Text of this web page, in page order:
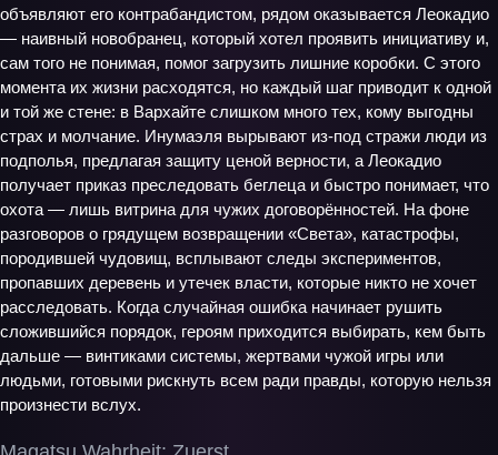
объявляют его контрабандистом, рядом оказывается Леокадио
— наивный новобранец, который хотел проявить инициативу и,
сам того не понимая, помог загрузить лишние коробки. С этого
момента их жизни расходятся, но каждый шаг приводит к одной
и той же стене: в Вархайте слишком много тех, кому выгодны
страх и молчание. Инумаэля вырывают из-под стражи люди из
подполья, предлагая защиту ценой верности, а Леокадио
получает приказ преследовать беглеца и быстро понимает, что
охота — лишь витрина для чужих договорённостей. На фоне
разговоров о грядущем возвращении «Света», катастрофы,
породившей чудовищ, всплывают следы экспериментов,
пропавших деревень и утечек власти, которые никто не хочет
расследовать. Когда случайная ошибка начинает рушить
сложившийся порядок, героям приходится выбирать, кем быть
дальше — винтиками системы, жертвами чужой игры или
людьми, готовыми рискнуть всем ради правды, которую нельзя
произнести вслух.